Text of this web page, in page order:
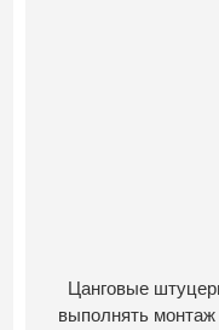
Цанговые
выполнять